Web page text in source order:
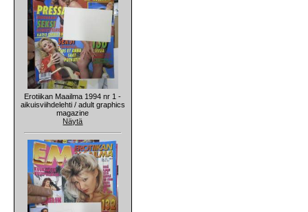
Erotiikan Maailma 1994 nr 1 -
aikuisviihdelehti / adult graphics
magazine
Näytä